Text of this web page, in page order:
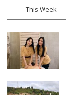
This Week